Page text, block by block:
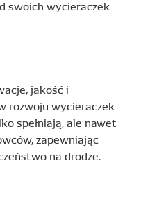
swoich wycieraczek
jakość i
rozwoju wycieraczek
spełniają, ale nawet
zapewniając
na drodze.